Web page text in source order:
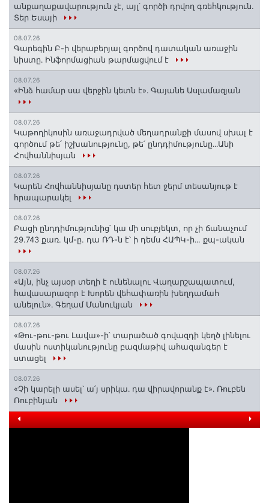
անքաղաքավարություն չէ, այլ՝ գործի դրվող գռեհկություն.
Տեր Եսայի
08.07.26
Գարեգին Բ-ի վերաբերյալ գործով դատական առաջին
նիստը․ Ինֆորմացիան թարմացվում է
08.07.26
«Ինձ համար սա վերջին կետն է»․ Գայանե Ասլամազյան
08.07.26
Կաթողիկոսին առաջադրված մեղադրանքի մասով սխալ է
գործում թե՛ իշխանությունը, թե՛ ընդդիմությունը․․․Անի
Հովհաննիսյան
08.07.26
Կարեն Հովհաննիսյանը դստեր հետ ջերմ տեսանյութ է
հրապարակել
08.07.26
Բացի ընդդիմությունից՝ կա մի սուբյեկտ, որ չի ճանաչում
29.743 քառ. կմ-ը. դա ՌԴ-ն է՝ ի դեմս ՀԱՊԿ-ի․․. քպ-ական
08.07.26
«Այն, ինչ այսօր տեղի է ունենալու Վաղարշապատում,
հավասարազոր է Խորեն վեհափառին խեղդամահ
անելուն»․ Գեղամ Մանուկյան
08.07.26
«Թու-թու-թու Լավա»-ի՝ տարածած գովազդի կեղծ լինելու
մասին ոստիկանությունը բազմաթիվ ահազանգեր է
ստացել
08.07.26
«Չի կարելի ասել՝ ա՛յ սրիկա․ դա վիրավորանք է»․ Ռուբեն
Ռուբինյան